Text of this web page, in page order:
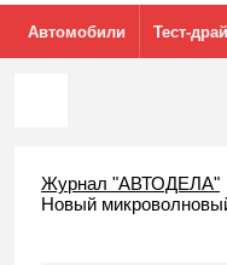
Автомобили Тест-
Журнал "АВТОДЕЛА"
Новый